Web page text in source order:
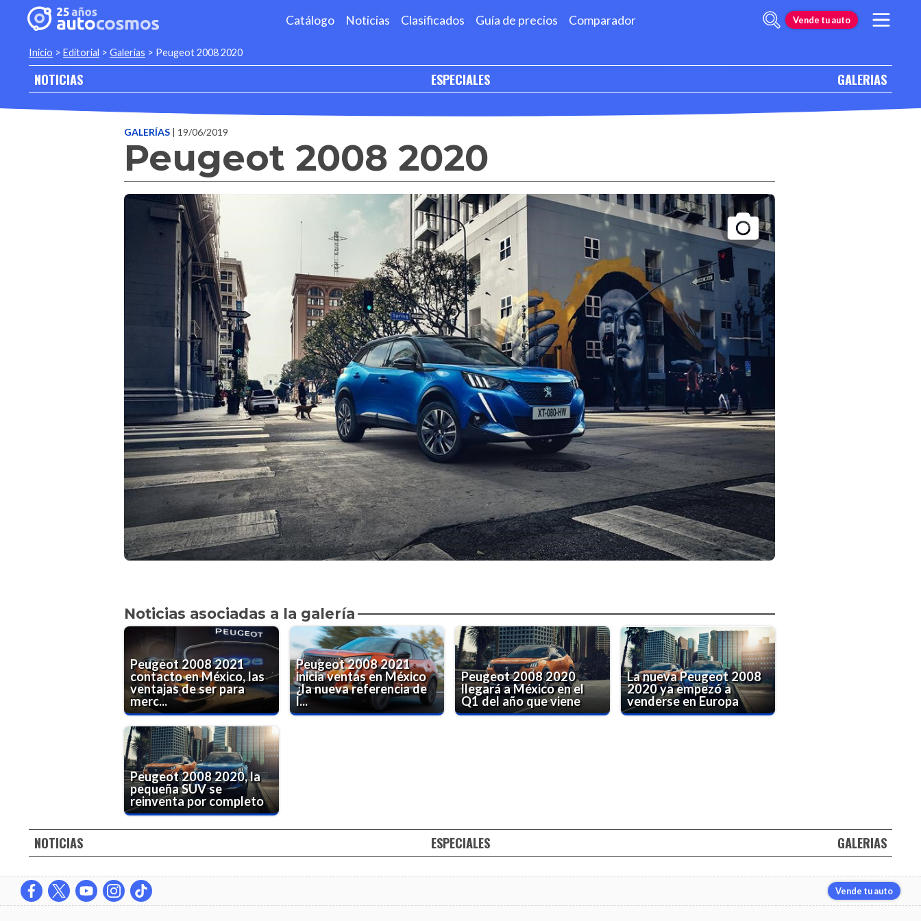
Catálogo Noticias Clasificados Guía de precios Comparador Vende tu auto
Inicio > Editorial > Galerias > Peugeot 2008 2020
NOTICIAS ESPECIALES GALERIAS
GALERÍAS | 19/06/2019
Peugeot 2008 2020
Noticias asociadas a la galería
Peugeot 2008 2021
contacto en México, las
ventajas de ser para
merc...
Peugeot 2008 2021
inicia ventas en México
¿la nueva referencia de
l...
Peugeot 2008 2020
llegará a México en el
Q1 del año que viene
La nueva Peugeot 2008
2020 ya empezó a
venderse en Europa
Peugeot 2008 2020, la
pequeña SUV se
reinventa por completo
NOTICIAS ESPECIALES GALERIAS
Vende tu auto